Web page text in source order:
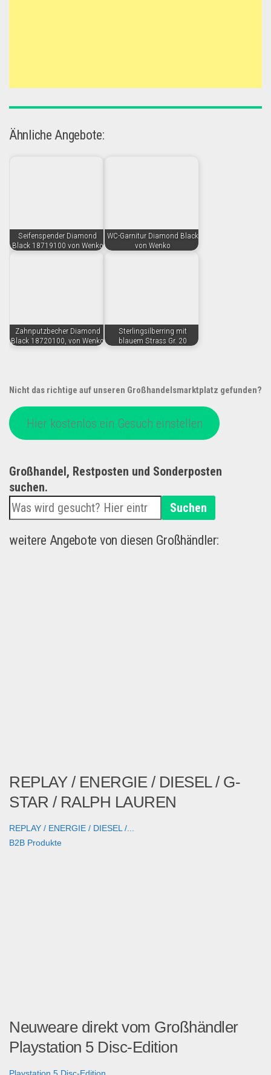
Ähnliche Angebote:
Seifenspender Diamond
Black 18719100 von Wenko
WC-Garnitur Diamond Black
von Wenko
Zahnputzbecher Diamond
Black 18720100, von Wenko
Sterlingsilberring mit
blauem Strass Gr. 20
Nicht das richtige auf unseren Großhandelsmarktplatz gefunden?
Hier kostenlos ein Gesuch einstellen
Großhandel, Restposten und Sonderposten
suchen.
Suchen
weitere Angebote von diesen Großhändler:
REPLAY / ENERGIE / DIESEL / G-
STAR / RALPH LAUREN
REPLAY / ENERGIE / DIESEL /...
B2B Produkte
Neuweare direkt vom Großhändler
Playstation 5 Disc-Edition